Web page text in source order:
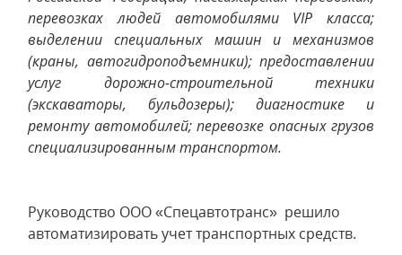
перевозках людей автомобилями VIP класса;
выделении специальных машин и механизмов
(краны, автогидроподъемники); предоставлении
услуг дорожно-строительной техники
(экскаваторы, бульдозеры); диагностике и
ремонту автомобилей; перевозке опасных грузов
специализированным транспортом.
Руководство ООО «Спецавтотранс» решило
автоматизировать учет транспортных средств.